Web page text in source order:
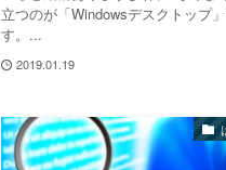
立つのが「Windowsデスクトップ
す。...
2019.01.19